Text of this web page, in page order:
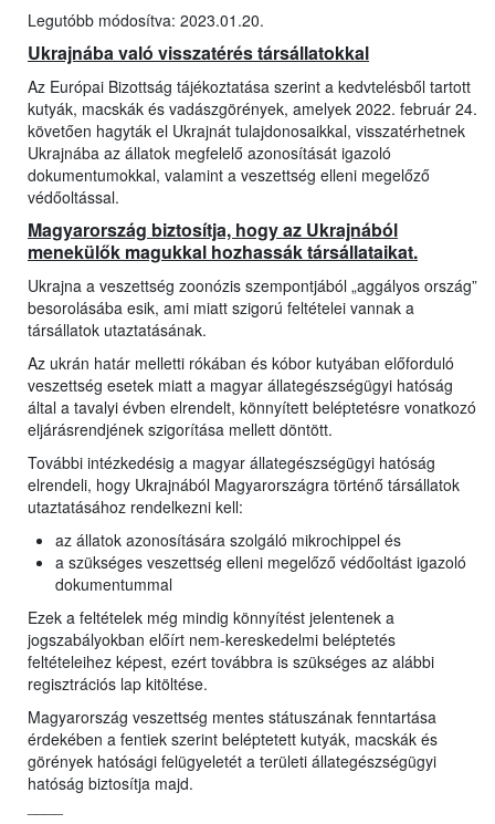
Legutóbb módosítva: 2023.01.20.
Ukrajnába való visszatérés társállatokkal
Az Európai Bizottság tájékoztatása szerint a kedvtelésből tartott
kutyák, macskák és vadászgörények, amelyek 2022. február 24.
követően hagyták el Ukrajnát tulajdonosaikkal, visszatérhetnek
Ukrajnába az állatok megfelelő azonosítását igazoló
dokumentumokkal, valamint a veszettség elleni megelőző
védőoltással.
Magyarország biztosítja, hogy az Ukrajnából
menekülők magukkal hozhassák társállataikat.
Ukrajna a veszettség zoonózis szempontjából „aggályos ország”
besorolásába esik, ami miatt szigorú feltételei vannak a
társállatok utaztatásának.
Az ukrán határ melletti rókában és kóbor kutyában előforduló
veszettség esetek miatt a magyar állategészségügyi hatóság
által a tavalyi évben elrendelt, könnyített beléptetésre vonatkozó
eljárásrendjének szigorítása mellett döntött.
További intézkedésig a magyar állategészségügyi hatóság
elrendeli, hogy Ukrajnából Magyarországra történő társállatok
utaztatásához rendelkezni kell:
az állatok azonosítására szolgáló mikrochippel és
a szükséges veszettség elleni megelőző védőoltást igazoló
dokumentummal
Ezek a feltételek még mindig könnyítést jelentenek a
jogszabályokban előírt nem-kereskedelmi beléptetés
feltételeihez képest, ezért továbbra is szükséges az alábbi
regisztrációs lap kitöltése.
Magyarország veszettség mentes státuszának fenntartása
érdekében a fentiek szerint beléptetett kutyák, macskák és
görények hatósági felügyeletét a területi állategészségügyi
hatóság biztosítja majd.